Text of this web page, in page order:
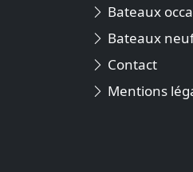
Bateaux
Bateaux
Contact
Mentions